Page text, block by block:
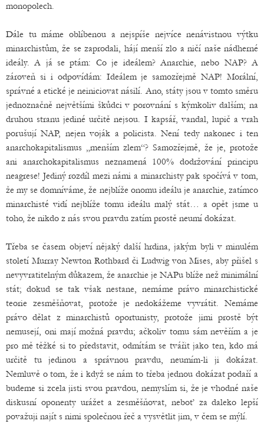
monopolech.
Dále tu máme oblíbenou a nejspíše nejvíce nenávistnou výtku
minarchistům, že se zaprodali, hájí menší zlo a ničí naše nádherné
ideály. A já se ptám: Co je ideálem? Anarchie, nebo NAP? A
zároveň si i odpovídám: Ideálem je samozřejmě NAP! Morální,
správné a etické je neiniciovat násilí. Ano, státy jsou v tomto směru
jednoznačně největšími škůdci v porovnání s kýmkoliv dalším; na
druhou stranu jediné určitě nejsou. I kapsář, vandal, lupič a vrah
porušují NAP, nejen voják a policista. Není tedy nakonec i ten
anarchokapitalismus „menším zlem“? Samozřejmě, že je, protože
ani anarchokapitalismus neznamená 100% dodržování principu
neagrese! Jediný rozdíl mezi námi a minarchisty pak spočívá v tom,
že my se domníváme, že nejblíže onomu ideálu je anarchie, zatímco
minarchisté vidí nejblíže tomu ideálu malý stát… a opět jsme u
toho, že nikdo z nás svou pravdu zatím prostě neumí dokázat.
Třeba se časem objeví nějaký další hrdina, jakým byli v minulém
století Murray Newton Rothbard či Ludwig von Mises, aby přišel s
nevyvratitelným důkazem, že anarchie je NAPu blíže než minimální
stát; dokud se tak však nestane, nemáme právo minarchistické
teorie zesměšňovat, protože je nedokážeme vyvrátit. Nemáme
právo dělat z minarchistů oportunisty, protože jimi prostě být
nemusejí, oni mají možná pravdu; ačkoliv tomu sám nevěřím a je
pro mě těžké si to představit, odmítám se tvářit jako ten, kdo má
určitě tu jedinou a správnou pravdu, neumím-li ji dokázat.
Nemluvě o tom, že i když se nám to třeba jednou dokázat podaří a
budeme si zcela jisti svou pravdou, nemyslím si, že je vhodné naše
diskusní oponenty urážet a zesměšňovat, neboť za daleko lepší
považuji najít s nimi společnou řeč a vysvětlit jim, v čem se mýlí.